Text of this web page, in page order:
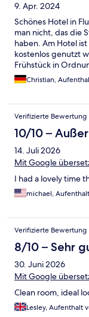
9. Apr. 2024
Schönes Hotel in
man nicht, das die
haben. Am Hotel
kostenlos genutzt
Frühstück in
kostenlos als Gast
22 Uhr (nur
Christian,
Verifizierte Bewertung
10/10 –
14. Juli 2026
Mit Google
I had a lovely time
michael,
Verifizierte Bewertung
8/10 – Sehr
30. Juni 2026
Mit Google
Clean room, ideal
Lesley, Aufenthalt